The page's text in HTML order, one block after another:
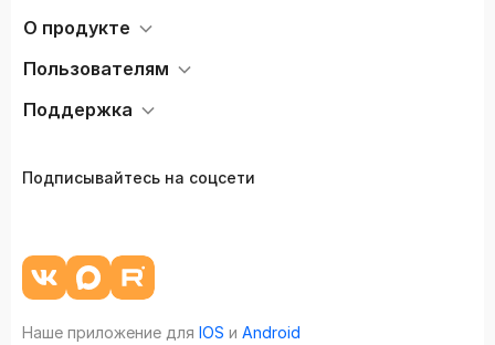
О продукте
Пользователям
Поддержка
Подписывайтесь на соцсети
Наше приложение для IOS и Android